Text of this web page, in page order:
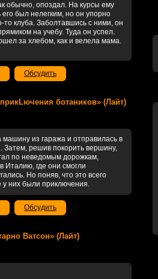
обычно, опоздал. На курсы ему
был нелегким, но он упорно
то клуба. Заболтавшись с ними, он
на учебу. Туда он успел.
за хлебом, как и велела мама.
Обсудить
ботаников» (Лайт)
из гаража и отправилась в
Затем, решив покорить вершину,
по неведомым дорожкам,
Италию, где они смогли
Но поняв, что это всего
у них были приключения.
Обсудить
Ватсон» (Лайт)